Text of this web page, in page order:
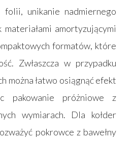
folii, unikanie nadmiernego
materiałami amortyzującymi
formatów, które
Zwłaszcza w przypadku
można łatwo osiągnąć efekt
pakowanie próżniowe z
wymiarach. Dla kołder
pokrowce z bawełny